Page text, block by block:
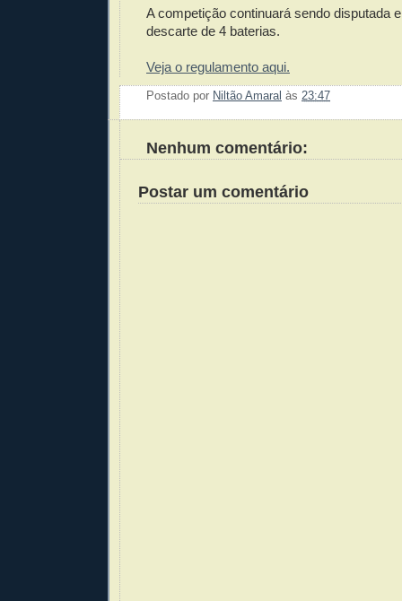
A competição continuará sendo disputada
descarte de 4 baterias.
Veja o regulamento aqui.
Postado por Niltão Amaral às 23:47
Nenhum comentário:
Postar um comentário